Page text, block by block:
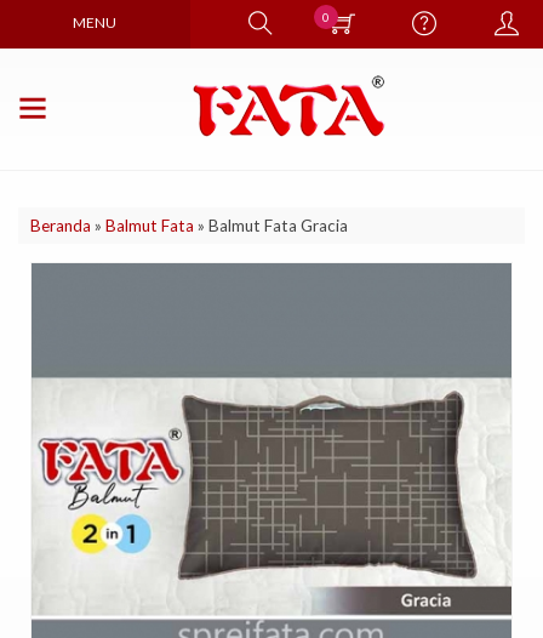
MENU 0
Beranda » Balmut Fata » Balmut Fata Gracia